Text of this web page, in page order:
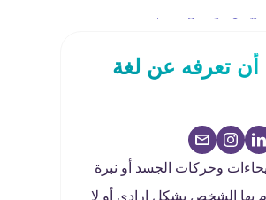
أن تعرفه عن لغة
وحركات الجسد أو نبرة
بها الشخص بشكل إرادي أو لا